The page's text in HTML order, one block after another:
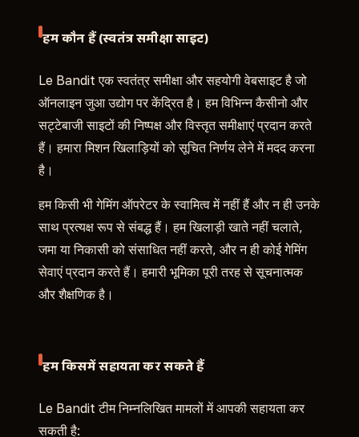
हम कौन हैं (स्वतंत्र समीक्षा साइट)
Le Bandit एक स्वतंत्र समीक्षा और सहयोगी वेबसाइट है जो
ऑनलाइन जुआ उद्योग पर केंद्रित है। हम विभिन्न कैसीनो और
सट्टेबाजी साइटों की निष्पक्ष और विस्तृत समीक्षाएं प्रदान करते
हैं। हमारा मिशन खिलाड़ियों को सूचित निर्णय लेने में मदद करना
है।
हम किसी भी गेमिंग ऑपरेटर के स्वामित्व में नहीं हैं और न ही उनके
साथ प्रत्यक्ष रूप से संबद्ध हैं। हम खिलाड़ी खाते नहीं चलाते,
जमा या निकासी को संसाधित नहीं करते, और न ही कोई गेमिंग
सेवाएं प्रदान करते हैं। हमारी भूमिका पूरी तरह से सूचनात्मक
और शैक्षणिक है।
हम किसमें सहायता कर सकते हैं
Le Bandit टीम निम्नलिखित मामलों में आपकी सहायता कर
सकती है: